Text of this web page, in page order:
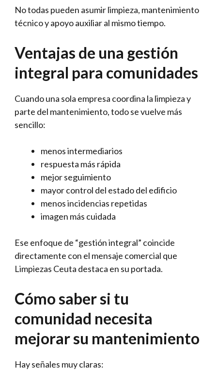
No todas pueden asumir limpieza, mantenimiento
técnico y apoyo auxiliar al mismo tiempo.
Ventajas de una gestión
integral para comunidades
Cuando una sola empresa coordina la limpieza y
parte del mantenimiento, todo se vuelve más
sencillo:
menos intermediarios
respuesta más rápida
mejor seguimiento
mayor control del estado del edificio
menos incidencias repetidas
imagen más cuidada
Ese enfoque de “gestión integral” coincide
directamente con el mensaje comercial que
Limpiezas Ceuta destaca en su portada.
Cómo saber si tu
comunidad necesita
mejorar su mantenimiento
Hay señales muy claras: